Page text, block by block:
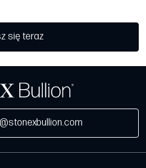
się teraz